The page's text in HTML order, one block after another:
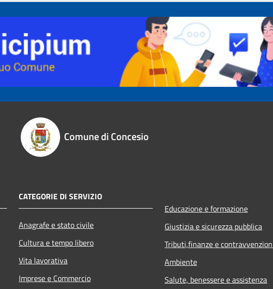
Comune di Concesio
CATEGORIE DI SERVIZIO
Anagrafe e stato civile
Cultura e tempo libero
Vita lavorativa
Imprese e Commercio
Educazione e formazione
Giustizia e sicurezza pubblica
Tributi,finanze e
Ambiente
Salute, benessere e assistenza